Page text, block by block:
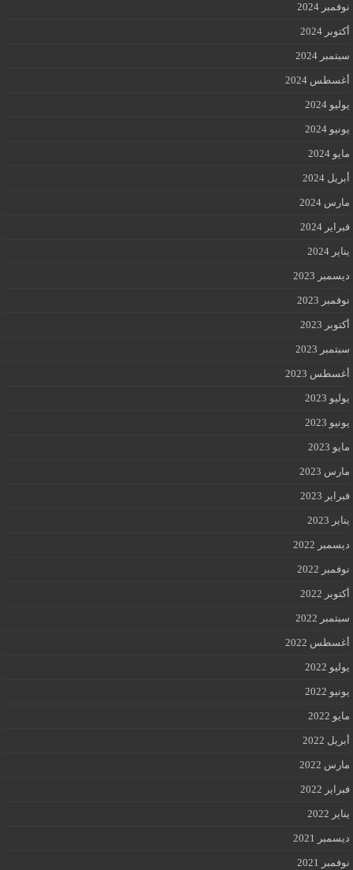
نوفمبر 2024
أكتوبر 2024
سبتمبر 2024
أغسطس 2024
يوليو 2024
يونيو 2024
مايو 2024
أبريل 2024
مارس 2024
فبراير 2024
يناير 2024
ديسمبر 2023
نوفمبر 2023
أكتوبر 2023
سبتمبر 2023
أغسطس 2023
يوليو 2023
يونيو 2023
مايو 2023
مارس 2023
فبراير 2023
يناير 2023
ديسمبر 2022
نوفمبر 2022
أكتوبر 2022
سبتمبر 2022
أغسطس 2022
يوليو 2022
يونيو 2022
مايو 2022
أبريل 2022
مارس 2022
فبراير 2022
يناير 2022
ديسمبر 2021
نوفمبر 2021